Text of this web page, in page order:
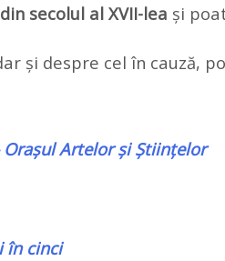
secolul al XVII-lea și
și despre cel în cauză,
Orașul Artelor și Științelor
în cinci